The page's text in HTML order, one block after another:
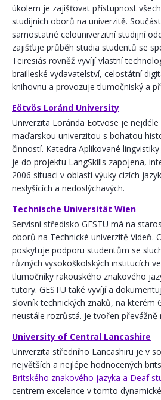
úkolem je zajišťovat přístupnost
studijních oborů na univerzitě.
samostatné celouniverzitní studijní
zajišťuje průběh studia studentů se
Teiresiás rovněž vyvíjí vlastní
brailleské vydavatelství, celostátní
knihovnu a provozuje tlumočniský a
Eötvös Loránd University
Univerzita Loránda Eötvöse je
maďarskou univerzitou s bohatou
činností. Katedra Aplikované
je do projektu LangSkills zapojena,
2006 situaci v oblasti výuky cizích
neslyšících a nedoslýchavých.
Technische Universität Wien
Servisní středisko GESTU má na
oborů na Technické univerzitě Vídeň.
poskytuje podporu studentům se
různých vysokoškolských institucích
tlumočníky rakouského znakového
tutory. GESTU také vyvíjí a
slovník technických znaků, na kterém
neustále rozrůstá. Je tvořen
University of Central Lancashire
Univerzita středního Lancashiru je v
největších a nejlépe hodnocených
Britského znakového jazyka a Deaf
centrem excelence v tomto